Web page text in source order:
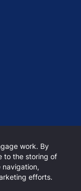
work. By
to the storing of
navigation,
efforts.